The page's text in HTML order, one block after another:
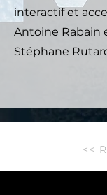
interactif et
Antoine Rabain
Stéphane
<<